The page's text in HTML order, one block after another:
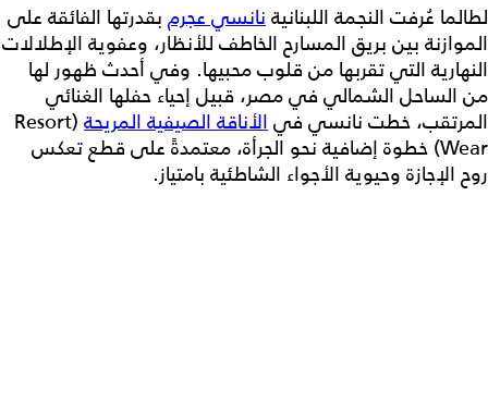
لطالما عُرفت النجمة اللبنانيةنانسي عجرم بقدرتها الفائقة على
الموازنة بين بريق المسارح الخاطف للأنظار، وعفوية الإطلالات
النهارية التي تقربها من قلوب محبيها. وفي أحدث ظهور لها
من الساحل الشمالي في مصر، قبيل إحياء حفلها الغنائي
المرتقب، خطت نانسي فيالأناقة الصيفية المريحة (Resort
Wear) خطوة إضافية نحو الجرأة، معتمدةً على قطع تعكس
روح الإجازة وحيوية الأجواء الشاطئية بامتياز.